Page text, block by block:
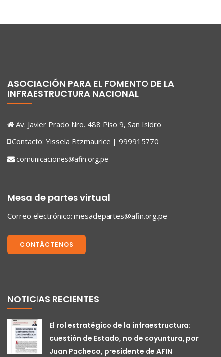
ASOCIACIÓN PARA EL FOMENTO DE LA
INFRAESTRUCTURA NACIONAL
Av. Javier Prado Nro. 488 Piso 9, San Isidro
Contacto: Yissela Fitzmaurice | 999915770
comunicaciones@afin.org.pe
Mesa de partes virtual
Correo electrónico: mesadepartes@afin.org.pe
CONTÁCTENOS
NOTICIAS RECIENTES
El rol estratégico de la infraestructura:
cuestión de Estado, no de coyuntura, por
Juan Pacheco, presidente de AFIN